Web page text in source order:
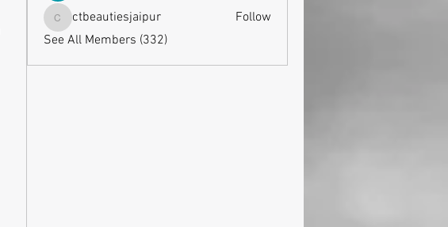
ctbeautiesjaipur
ctbeautiesjaipur
Follow
See All Members (332)